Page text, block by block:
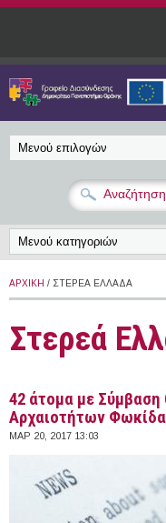
Παράκαμψη προς το κυρίως
ΑΡΧΙΚΉ / ΣΤΕΡΕΆ ΕΛΛΆΔΑ
Στερεά
42 άτομα με Σύμβαση
Αρχαιοτήτων
ΜΑΡ 20, 2017 13:03